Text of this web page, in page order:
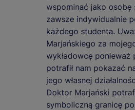
wspominać jako osobę
zawsze indywidualnie
każdego studenta.
Marjańskiego za
wykładowcę ponieważ
potrafił nam pokazać
jego własnej
Doktor Marjański
symboliczną granicę